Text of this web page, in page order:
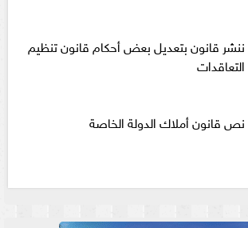
ننشر قانون بتعديل بعض أحكام قانون تنظيم
التعاقدات
نص قانون أملاك الدولة الخاصة